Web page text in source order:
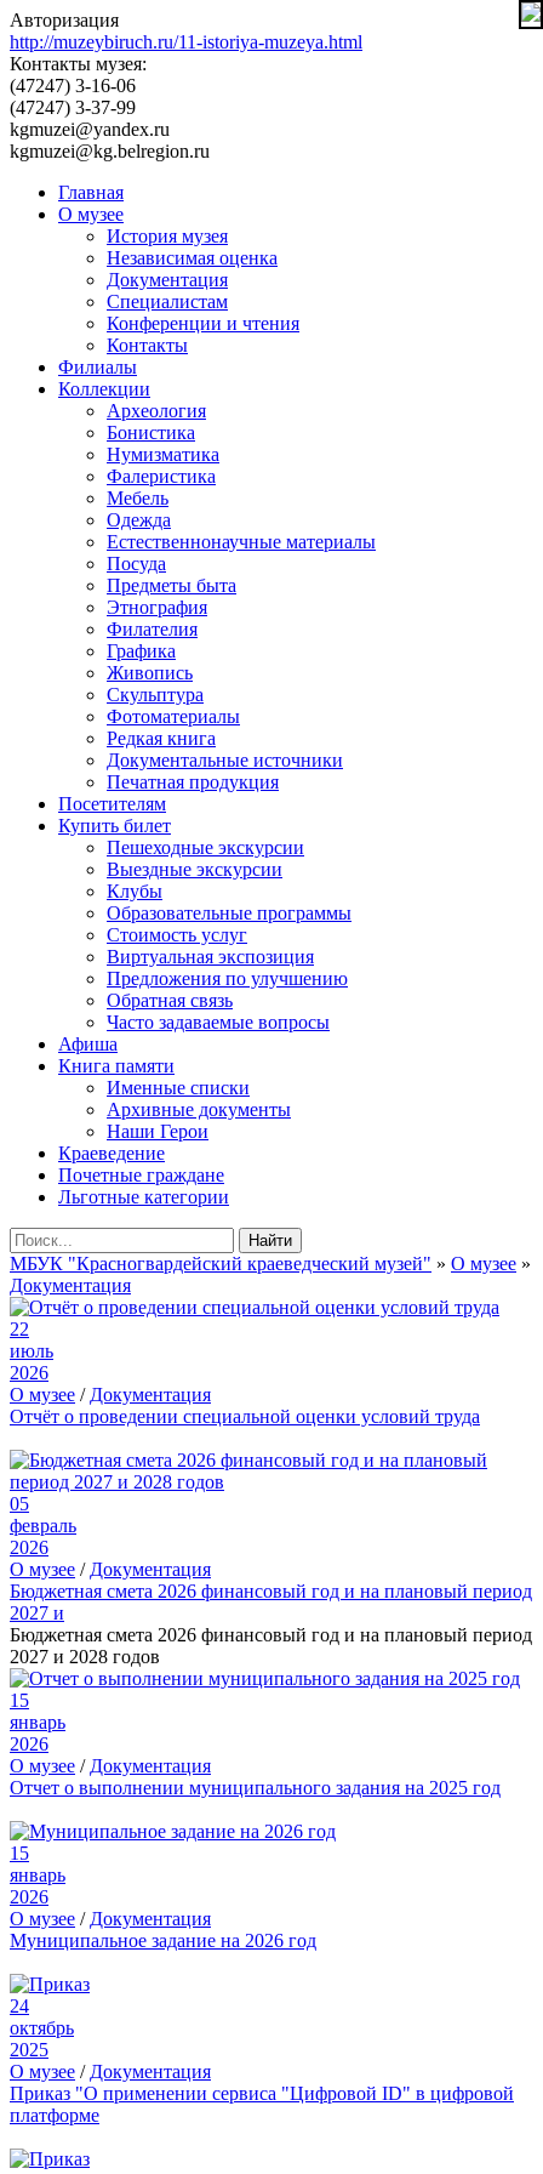
Авторизация
http://muzeybiruch.ru/11-istoriya-muzeya.html
Контакты музея:
(47247) 3-16-06
(47247) 3-37-99
kgmuzei@yandex.ru
kgmuzei@kg.belregion.ru
Главная
О музее
История музея
Независимая оценка
Документация
Специалистам
Конференции и чтения
Контакты
Филиалы
Коллекции
Археология
Бонистика
Нумизматика
Фалеристика
Мебель
Одежда
Естественнонаучные материалы
Посуда
Предметы быта
Этнография
Филателия
Графика
Живопись
Скульптура
Фотоматериалы
Редкая книга
Документальные источники
Печатная продукция
Посетителям
Купить билет
Пешеходные экскурсии
Выездные экскурсии
Клубы
Образовательные программы
Стоимость услуг
Виртуальная экспозиция
Предложения по улучшению
Обратная связь
Часто задаваемые вопросы
Афиша
Книга памяти
Именные списки
Архивные документы
Наши Герои
Краеведение
Почетные граждане
Льготные категории
Найти
МБУК "Красногвардейский краеведческий музей" » О музее »
Документация
22
июль
2026
О музее / Документация
Отчёт о проведении специальной оценки условий труда
05
февраль
2026
О музее / Документация
Бюджетная смета 2026 финансовый год и на плановый период
2027 и
Бюджетная смета 2026 финансовый год и на плановый период
2027 и 2028 годов
15
январь
2026
О музее / Документация
Отчет о выполнении муниципального задания на 2025 год
15
январь
2026
О музее / Документация
Муниципальное задание на 2026 год
24
октябрь
2025
О музее / Документация
Приказ "О применении сервиса "Цифровой ID" в цифровой
платформе